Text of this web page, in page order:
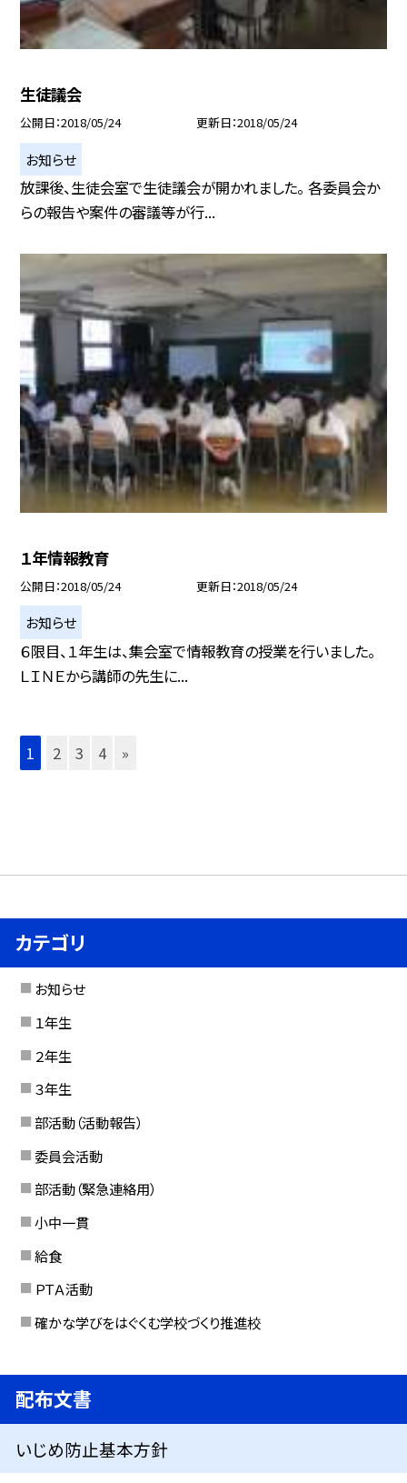
生徒議会
公開日 2018/05/24 更新日 2018/05/24
お知らせ
放課後、生徒会室で生徒議会が開かれました。 各委員会か
らの報告や案件の審議等が行...
１年情報教育
公開日 2018/05/24 更新日 2018/05/24
お知らせ
６限目、１年生は、集会室で情報教育の授業を行いました。
ＬＩＮＥから講師の先生に...
1 2 3 4 »
カテゴリ
お知らせ
１年生
２年生
３年生
部活動（活動報告）
委員会活動
部活動（緊急連絡用）
小中一貫
給食
ＰＴＡ活動
確かな学びをはぐくむ学校づくり推進校
配布文書
いじめ防止基本方針